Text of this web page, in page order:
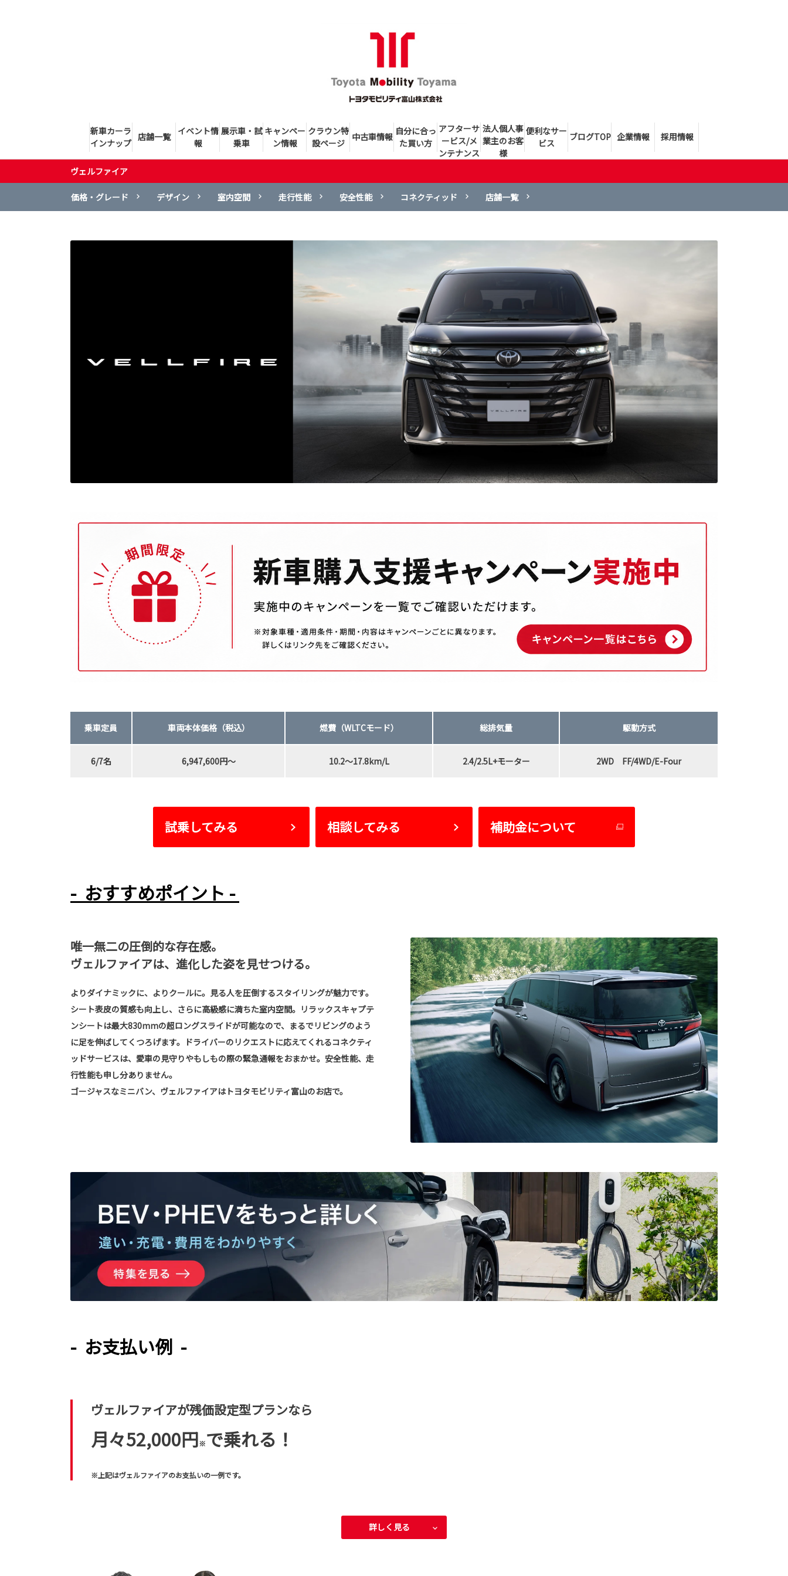
新車カーラ
インナップ
店舗一覧
イベント情
報
展示車・試
乗車
キャンペー
ン情報
クラウン特
設ページ
中古車情報 自分に合っ
た買い方
アフターサ
ービス/メ
ンテナンス
法人個人事
業主のお客
様
便利なサー
ビス
ブログTOP 企業情報 採用情報
ヴェルファイア
価格・グレード デザイン 室内空間 走行性能 安全性能 コネクティッド 店舗一覧
乗車定員 車両本体価格（税込） 燃費（WLTCモード） 総排気量 駆動方式
6/7名 6,947,600円～ 10.2～17.8km/L 2.4/2.5L+モーター 2WD FF/4WD/E-Four
試乗してみる 相談してみる 補助金について
- おすすめポイント -
唯一無二の圧倒的な存在感。
ヴェルファイアは、進化した姿を見せつける。
よりダイナミックに、よりクールに。見る人を圧倒するスタイリングが魅力です。
シート表皮の質感も向上し、さらに高級感に満ちた室内空間。リラックスキャプテ
ンシートは最大830mmの超ロングスライドが可能なので、まるでリビングのよう
に足を伸ばしてくつろげます。ドライバーのリクエストに応えてくれるコネクティ
ッドサービスは、愛車の見守りやもしもの際の緊急通報をおまかせ。安全性能、走
行性能も申し分ありません。
ゴージャスなミニバン、ヴェルファイアはトヨタモビリティ富山のお店で。
- お支払い例 -
ヴェルファイアが残価設定型プランなら
月々52,000円※で乗れる！
※上記はヴェルファイアのお支払いの一例です。
詳しく見る